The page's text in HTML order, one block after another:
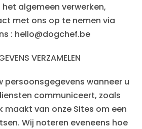
algemeen verwerken,
met ons op te nemen via
: hello@dogchef.be
VERZAMELEN
persoonsgegevens wanneer u
communiceert, zoals
maakt van onze Sites om een
Wij noteren eveneens hoe